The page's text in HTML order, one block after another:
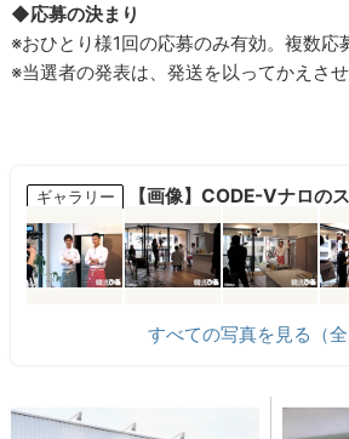
◆応募の決まり
※おひとり様1回の応募のみ有効。複数応
※当選者の発表は、発送を以ってかえさせ
ギャラリー 【画像】CODE-Vナロの
すべての写真を見る（全